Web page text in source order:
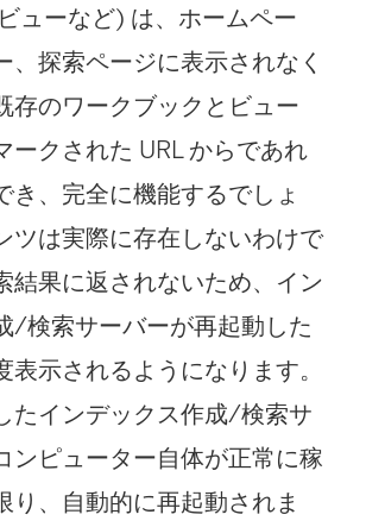
ューなど) は、ホームペー
、探索ページに表示されなく
存のワークブックとビュー
ークされた URL からであれ
き、完全に機能するでしょ
ツは実際に存在しないわけで
結果に返されないため、イン
/検索サーバーが再起動した
表示されるようになります。
たインデックス作成/検索サ
ンピューター自体が正常に稼
り、自動的に再起動されま